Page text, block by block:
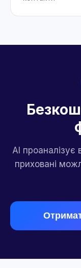
AI проаналізує
приховані